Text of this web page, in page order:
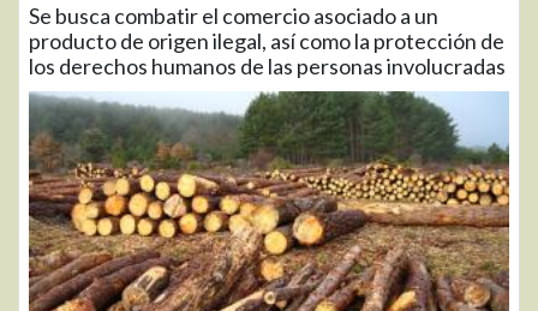
Se busca combatir el comercio asociado a un
producto de origen ilegal, así como la protección de
los derechos humanos de las personas involucradas